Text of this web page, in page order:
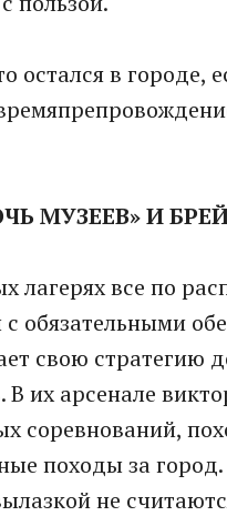
остался в городе,
МУЗЕЕВ» И
лагерях все по
с обязательными
свою стратегию
В их арсенале
соревнований,
походы за
не